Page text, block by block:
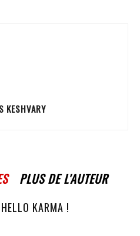
KESHVARY
PLUS DE L'AUTEUR
KARMA !